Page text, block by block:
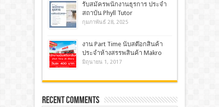
รับสมัครพนักงานธุรการ ประจำ
สถาบัน Phyll Tutor
กุมภาพันธ์ 28, 2025
งาน Part Time นับสต๊อกสินค้า
ประจำห้างสรรพสินค้า Makro
มิถุนายน 1, 2017
Recent Comments